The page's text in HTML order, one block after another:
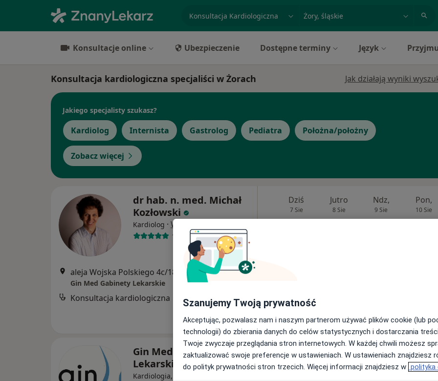
specjalizacja, badanie lub nazwiskomiasto lub dzielnica
Konsultacje online Ubezpieczenie Dostępne terminy Język
Konsultacja kardiologiczna specjaliści w Żorach Jak działają wyniki
Jakiego specjalisty szukasz?
Kardiolog Internista Gastrolog Pediatra Położna/położny
Zobacz więcej
dr hab. n. med. Michał
Kozłowski
Kardiolog · Więcej
108 opinii
aleja Wojska Polskiego 4c/18, Żory •Mapa
Gin Med Gabinety Lekarskie
Konsultacja kardiologiczna 300 zł
Dziś
7 Sie
Jutro
8 Sie
Ndz,
9 Sie
Pon,
10 Sie
Gin Med Gabinety
Lekarskie
Kardiologia, Ginekologia,
Dziś Jutro Ndz, Pon,
10 Sie
Szanujemy Twoją prywatność
Akceptując, pozwalasz nam i naszym partnerom używać plików cookie (lub
technologii) do zbierania danych do celów statystycznych i dostarczania
Twoje zwyczaje przeglądania stron internetowych. W każdej chwili możesz
zaktualizować swoje preferencje w ustawieniach. W ustawieniach znajdziesz
do polityk prywatności stron trzecich. Więcej informacji znajdziesz w polityka